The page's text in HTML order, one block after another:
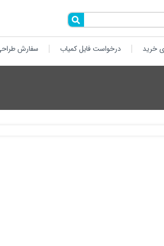
خرید درخواست فایل کمیاب سفارش